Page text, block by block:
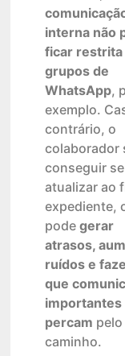
interna não
ficar restrita
grupos de
WhatsApp,
exemplo.
contrário, o
colaborador
conseguir se
atualizar ao
expediente,
pode gerar
atrasos,
ruídos e
que
importantes
percam pelo
caminho.